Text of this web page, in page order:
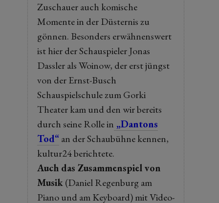
Zuschauer auch komische
Momente in der Düsternis zu
gönnen. Besonders erwähnenswert
ist hier der Schauspieler Jonas
Dassler als Woinow, der erst jüngst
von der Ernst-Busch
Schauspielschule zum Gorki
Theater kam und den wir bereits
durch seine Rolle in „Dantons
Tod“an der Schaubühne kennen,
kultur24 berichtete.
Auch das Zusammenspiel von
Musik(Daniel Regenburg am
Piano und am Keyboard) mit Video-